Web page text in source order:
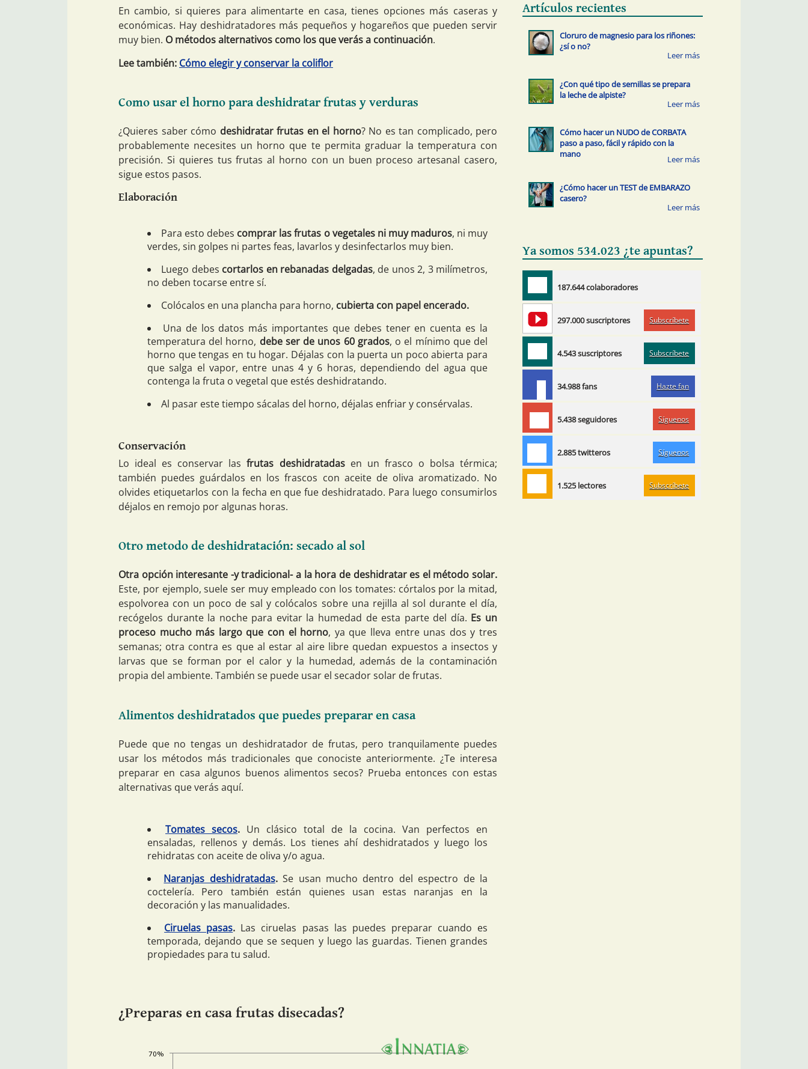
En cambio, si quieres para alimentarte en casa, tienes opciones más caseras y
económicas. Hay deshidratadores más pequeños y hogareños que pueden servir
muy bien. O métodos alternativos como los que verás a continuación.
Lee también: Cómo elegir y conservar la coliflor
Como usar el horno para deshidratar frutas y verduras
¿Quieres saber cómo deshidratar frutas en el horno? No es tan complicado, pero
probablemente necesites un horno que te permita graduar la temperatura con
precisión. Si quieres tus frutas al horno con un buen proceso artesanal casero,
sigue estos pasos.
Elaboración
Para esto debes comprar las frutas o vegetales ni muy maduros, ni muy
verdes, sin golpes ni partes feas, lavarlos y desinfectarlos muy bien.
Luego debes cortarlos en rebanadas delgadas, de unos 2, 3 milímetros,
no deben tocarse entre sí.
Colócalos en una plancha para horno, cubierta con papel encerado.
Una de los datos más importantes que debes tener en cuenta es la
temperatura del horno, debe ser de unos 60 grados, o el mínimo que del
horno que tengas en tu hogar. Déjalas con la puerta un poco abierta para
que salga el vapor, entre unas 4 y 6 horas, dependiendo del agua que
contenga la fruta o vegetal que estés deshidratando.
Al pasar este tiempo sácalas del horno, déjalas enfriar y consérvalas.
Conservación
Lo ideal es conservar lasfrutas deshidratadasen un frasco o bolsa térmica;
también puedes guárdalos en los frascos con aceite de oliva aromatizado. No
olvides etiquetarlos con la fecha en que fue deshidratado. Para luego consumirlos
déjalos en remojo por algunas horas.
Otro metodo de deshidratación: secado al sol
Otra opción interesante -y tradicional- a la hora de deshidratar es el método solar.
Este, por ejemplo, suele ser muy empleado con los tomates: córtalos por la mitad,
espolvorea con un poco de sal y colócalos sobre una rejilla al sol durante el día,
recógelos durante la noche para evitar la humedad de esta parte del día. Es un
proceso mucho más largo que con el horno, ya que lleva entre unas dos y tres
semanas; otra contra es que al estar al aire libre quedan expuestos a insectos y
larvas que se forman por el calor y la humedad, además de la contaminación
propia del ambiente. También se puede usar el secador solar de frutas.
Alimentos deshidratados que puedes preparar en casa
Puede que no tengas un deshidratador de frutas, pero tranquilamente puedes
usar los métodos más tradicionales que conociste anteriormente. ¿Te interesa
preparar en casa algunos buenos alimentos secos? Prueba entonces con estas
alternativas que verás aquí.
Tomates secos. Un clásico total de la cocina. Van perfectos en
ensaladas, rellenos y demás. Los tienes ahí deshidratados y luego los
rehidratas con aceite de oliva y/o agua.
Naranjas deshidratadas.Se usan mucho dentro del espectro de la
coctelería. Pero también están quienes usan estas naranjas en la
decoración y las manualidades.
Ciruelas pasas. Las ciruelas pasas las puedes preparar cuando es
temporada, dejando que se sequen y luego las guardas. Tienen grandes
propiedades para tu salud.
¿Preparas en casa frutas disecadas?
Artículos recientes
Cloruro de magnesio para los riñones:
¿sí o no?
¿Con qué tipo de semillas se prepara
la leche de alpiste?
Cómo hacer un NUDO de CORBATA
paso a paso, fácil y rápido con la
mano
¿Cómo hacer un TEST de EMBARAZO
casero?
Ya somos 534.023 ¿te apuntas?
187.644 colaboradores
297.000 suscriptores Subscríbete
4.543 suscriptores Subscríbete
34.988 fans Hazte fan
5.438 seguidores Síguenos
2.885 twitteros Síguenos
1.525 lectores Subscríbete